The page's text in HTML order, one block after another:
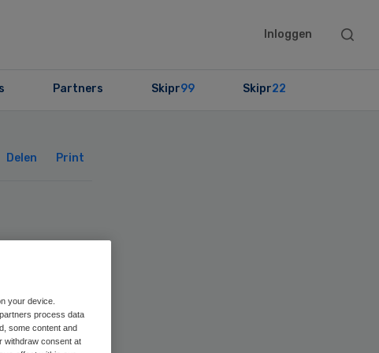
Inloggen
Search
Partners Skipr99 Skipr22
Delen Print
your device.
process data
some content and
withdraw consent at